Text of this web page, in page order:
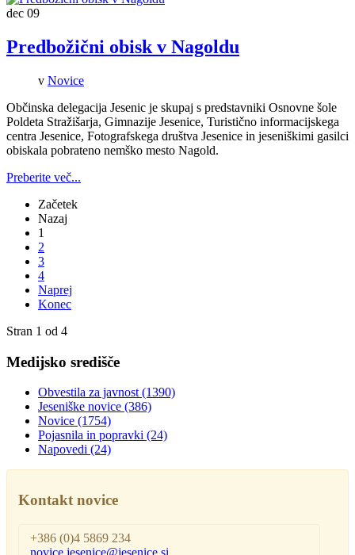
dec 09
Predbožični obisk v Nagoldu
v Novice
Občinska delegacija Jesenic je skupaj s predstavniki Osnovne šole
Poldeta Stražišarja, Gimnazije Jesenice, Turistično informacijskega
centra Jesenice, Fotografskega društva Jesenice in jeseniškimi gasilci
obiskala pobrateno nemško mesto Nagold.
Preberite več...
Začetek
Nazaj
1
2
3
4
Naprej
Konec
Stran 1 od 4
Medijsko središče
Obvestila za javnost (1390)
Jeseniške novice (386)
Novice (1754)
Pojasnila in popravki (24)
Napovedi (24)
Kontakt novice
+386 (0)4 5869 234
novice.jesenice@jesenice.si